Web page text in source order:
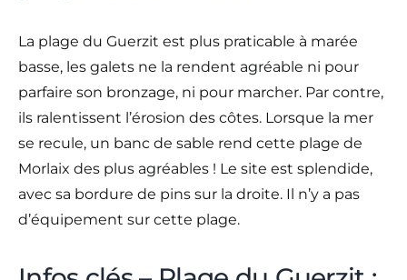
La plage du Guerzit est plus praticable à marée
basse, les galets ne la rendent agréable ni pour
parfaire son bronzage, ni pour marcher. Par contre,
ils ralentissent l’érosion des côtes. Lorsque la mer
se recule, un banc de sable rend cette plage de
Morlaix des plus agréables ! Le site est splendide,
avec sa bordure de pins sur la droite. Il n’y a pas
d’équipement sur cette plage.